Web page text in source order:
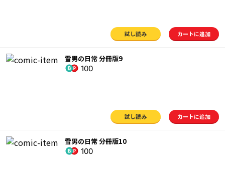
試し読み カートに追加
雪男の日常 分冊版9
100
試し読み カートに追加
雪男の日常 分冊版10
100